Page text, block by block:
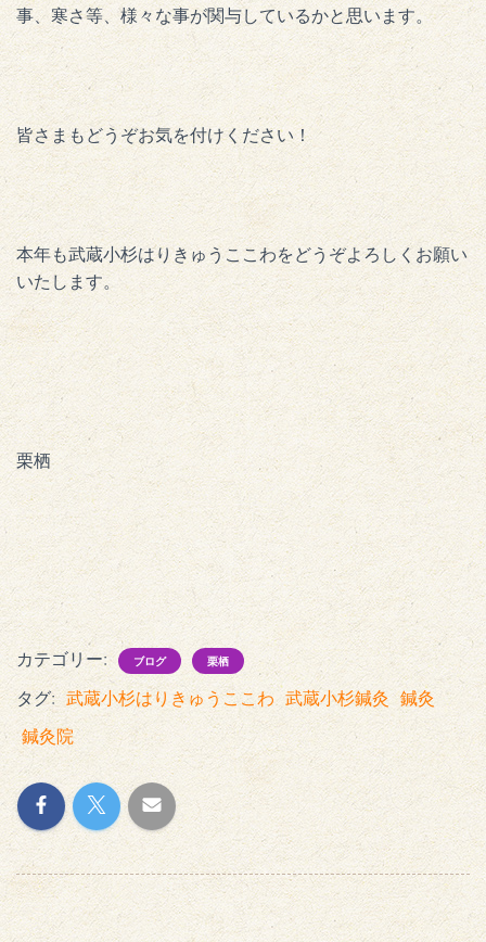
事、寒さ等、様々な事が関与しているかと思います。
皆さまもどうぞお気を付けください！
本年も武蔵小杉はりきゅうここわをどうぞよろしくお願い
いたします。
栗栖
カテゴリー: ブログ 栗栖
タグ: 武蔵小杉はりきゅうここわ 武蔵小杉鍼灸 鍼灸
鍼灸院